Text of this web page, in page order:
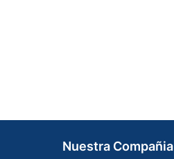
Nuestra Compañia